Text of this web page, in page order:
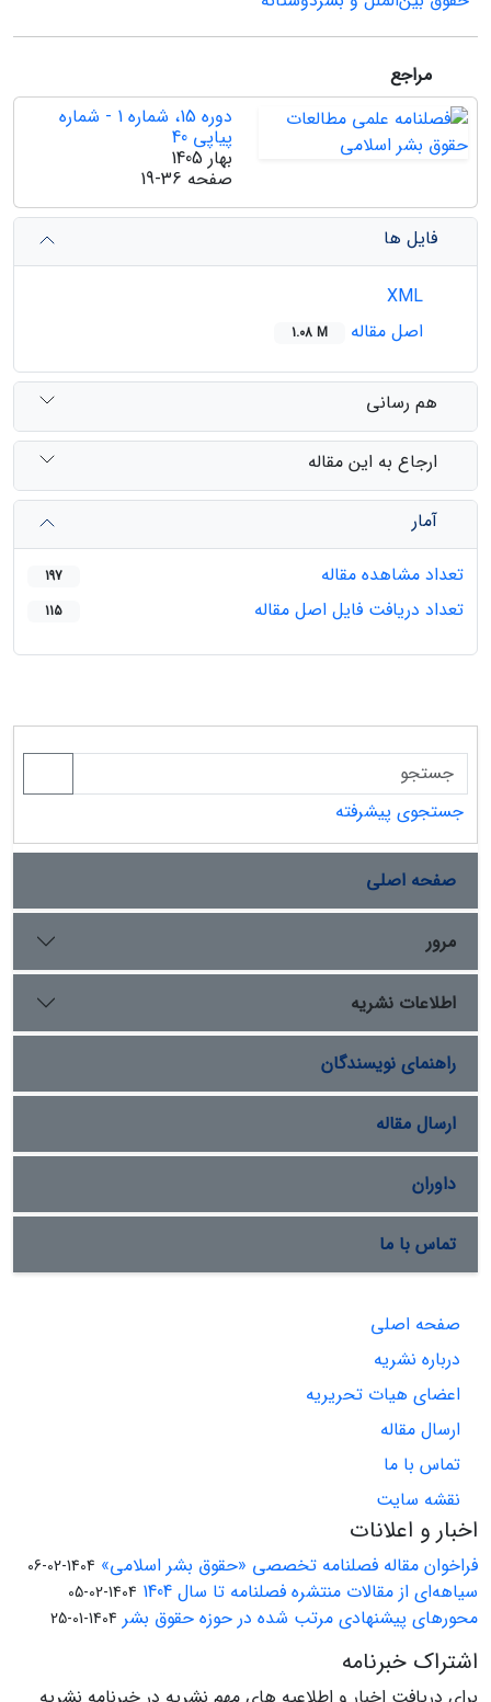
مراجع
دوره 15، شماره 1 - شماره
پیاپی 40
بهار 1405
صفحه 19-36
فایل ها
اصل مقاله
1.08 M
هم رسانی
ارجاع به این مقاله
آمار
تعداد مشاهده مقاله
197
تعداد دریافت فایل اصل مقاله 115
جستجوی پیشرفته
صفحه اصلی
مرور
اطلاعات نشریه
راهنمای نویسندگان
ارسال مقاله
داوران
تماس با ما
صفحه اصلی
درباره نشریه
اعضای هیات تحریریه
ارسال مقاله
تماس با ما
نقشه سایت
اخبار و اعلانات
فراخوان مقاله فصلنامه تخصصی «حقوق بشر اسلامی» 1404-02-06
سیاهه‌ای از مقالات منتشره فصلنامه تا سال 1404 1404-02-05
محورهای پیشنهادی مرتب شده در حوزه حقوق بشر 1404-01-25
اشتراک خبرنامه